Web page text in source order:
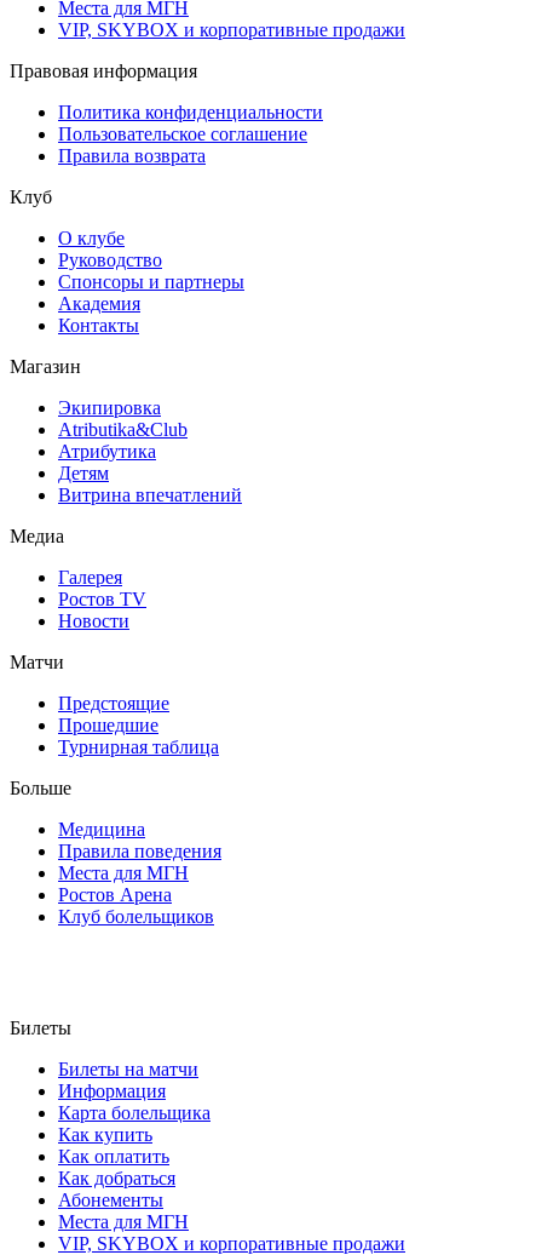
Места для МГН
VIP, SKYBOX и корпоративные продажи
Правовая информация
Политика конфиденциальности
Пользовательское соглашение
Правила возврата
Клуб
О клубе
Руководство
Спонсоры и партнеры
Академия
Контакты
Магазин
Экипировка
Atributika&Club
Атрибутика
Детям
Витрина впечатлений
Медиа
Галерея
Ростов TV
Новости
Матчи
Предстоящие
Прошедшие
Турнирная таблица
Больше
Медицина
Правила поведения
Места для МГН
Ростов Арена
Клуб болельщиков
Билеты
Билеты на матчи
Информация
Карта болельщика
Как купить
Как оплатить
Как добраться
Абонементы
Места для МГН
VIP, SKYBOX и корпоративные продажи